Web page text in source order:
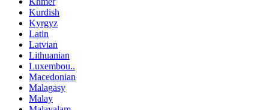
Kurdish
Kyrgyz
Latin
Latvian
Lithuanian
Luxembou..
Macedonian
Malagasy
Malay